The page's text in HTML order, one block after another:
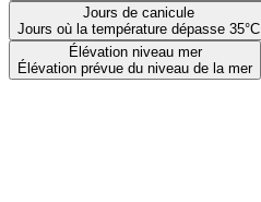
Jours de canicule
Jours où la température dépasse 35°C
Élévation niveau mer
Élévation prévue du niveau de la mer